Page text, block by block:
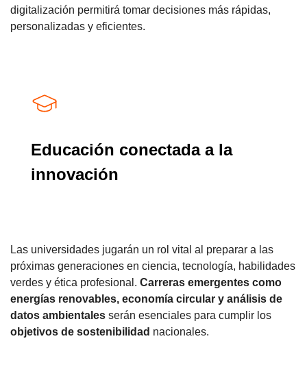
digitalización permitirá tomar decisiones más rápidas,
personalizadas y eficientes.
Educación conectada a la
innovación
Las universidades jugarán un rol vital al preparar a las
próximas generaciones en ciencia, tecnología, habilidades
verdes y ética profesional. Carreras emergentes como
energías renovables, economía circular y análisis de
datos ambientales serán esenciales para cumplir los
objetivos de sostenibilidad nacionales.